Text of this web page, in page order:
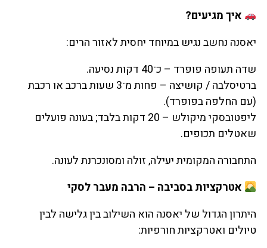
איך מגיעים?
יאסנה נחשב נגיש במיוחד יחסית לאזור הרים:
שדה תעופה פופרד – כ־40 דקות נסיעה.
ברטיסלבה / קושיצה – פחות מ־3 שעות ברכב או רכבת
(עם החלפה בפופרד).
ליפטובסקי מיקולש – 20 דקות בלבד; בעונה פועלים
שאטלים תכופים.
התחבורה המקומית יעילה, זולה ומסונכרנת לעונה.
אטרקציות בסביבה – הרבה מעבר לסקי
היתרון הגדול של יאסנה הוא השילוב בין גלישה לבין
טיולים ואטרקציות חורפיות: